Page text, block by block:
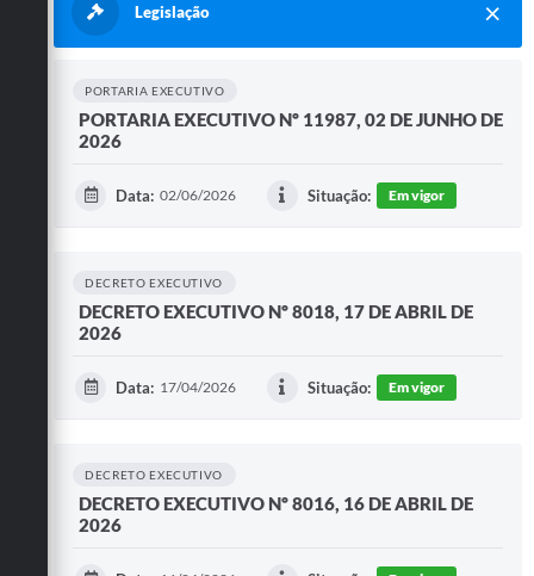
Legislação
PORTARIA EXECUTIVO
PORTARIA EXECUTIVO Nº 11987, 02 DE JUNHO DE
2026
Data: 02/06/2026 Situação: Em vigor
DECRETO EXECUTIVO
DECRETO EXECUTIVO Nº 8018, 17 DE ABRIL DE
2026
Data: 17/04/2026 Situação: Em vigor
DECRETO EXECUTIVO
DECRETO EXECUTIVO Nº 8016, 16 DE ABRIL DE
2026